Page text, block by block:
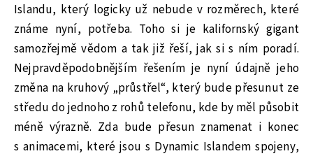
Islandu, který logicky už nebude v rozměrech, které
známe nyní, potřeba. Toho si je kalifornský gigant
samozřejmě vědom a tak již řeší, jak si s ním poradí.
Nejpravděpodobnějším řešením je nyní údajně jeho
změna na kruhový „průstřel“, který bude přesunut ze
středu do jednoho z rohů telefonu, kde by měl působit
méně výrazně. Zda bude přesun znamenat i konec
s animacemi, které jsou s Dynamic Islandem spojeny,